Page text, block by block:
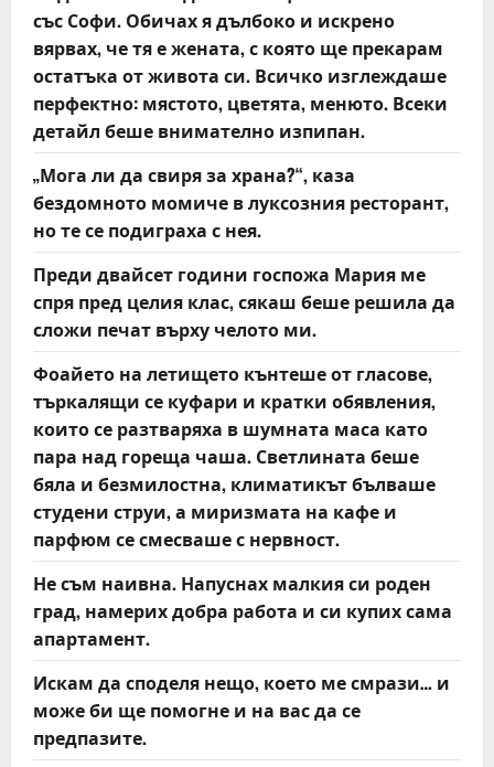
i
o
n
със Софи. Обичах я дълбоко и искрено
вярвах, че тя е жената, с която ще прекарам
остатъка от живота си. Всичко изглеждаше
перфектно: мястото, цветята, менюто. Всеки
детайл беше внимателно изпипан.
„Мога ли да свиря за храна?“, каза
бездомното момиче в луксозния ресторант,
но те се подиграха с нея.
Преди двайсет години госпожа Мария ме
спря пред целия клас, сякаш беше решила да
сложи печат върху челото ми.
Фоайето на летището кънтеше от гласове,
търкалящи се куфари и кратки обявления,
които се разтваряха в шумната маса като
пара над гореща чаша. Светлината беше
бяла и безмилостна, климатикът бълваше
студени струи, а миризмата на кафе и
парфюм се смесваше с нервност.
Не съм наивна. Напуснах малкия си роден
град, намерих добра работа и си купих сама
апартамент.
Искам да споделя нещо, което ме смрази… и
може би ще помогне и на вас да се
предпазите.